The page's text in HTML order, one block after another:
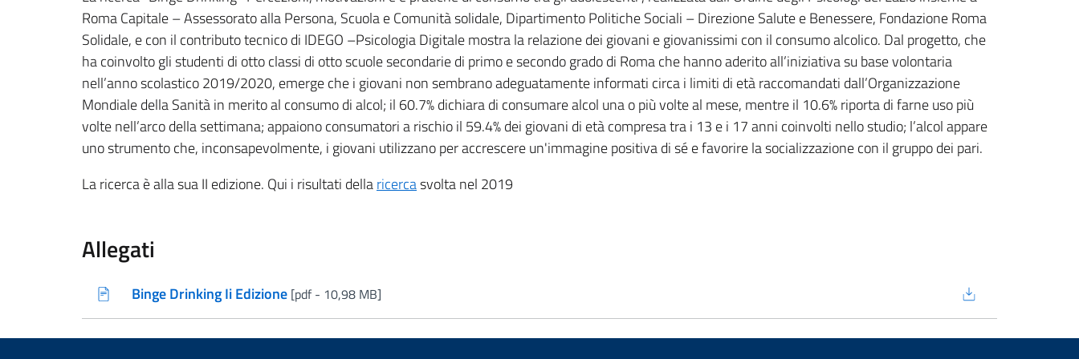
Roma Capitale – Assessorato alla Persona, Scuola e Comunità solidale, Dipartimento Politiche Sociali – Direzione Salute e Benessere, Fondazione Roma
Solidale, e con il contributo tecnico di IDEGO –Psicologia Digitale mostra la relazione dei giovani e giovanissimi con il consumo alcolico. Dal progetto, che
ha coinvolto gli studenti di otto classi di otto scuole secondarie di primo e secondo grado di Roma che hanno aderito all’iniziativa su base volontaria
nell’anno scolastico 2019/2020, emerge che i giovani non sembrano adeguatamente informati circa i limiti di età raccomandati dall’Organizzazione
Mondiale della Sanità in merito al consumo di alcol; il 60.7% dichiara di consumare alcol una o più volte al mese, mentre il 10.6% riporta di farne uso più
volte nell’arco della settimana; appaiono consumatori a rischio il 59.4% dei giovani di età compresa tra i 13 e i 17 anni coinvolti nello studio; l’alcol appare
uno strumento che, inconsapevolmente, i giovani utilizzano per accrescere un'immagine positiva di sé e favorire la socializzazione con il gruppo dei pari.
La ricerca è alla sua II edizione. Qui i risultati dellaricerca(nuova scheda - new tab)
svolta nel 2019
Allegati
Binge Drinking Ii Edizione [pdf - 10,98 MB]
(nuova scheda - new tab)